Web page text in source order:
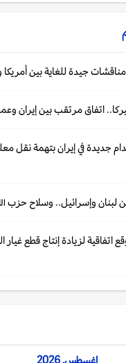
جيدة للغاية بين أمريكا
اتفاق مرتقب بين إيران
جديدة في إيران بتهمة نقل
وإسرائيل.. وسلاح حزب
اتفاقية لزيادة إنتاج قطع غيار
اغسطس, 2026